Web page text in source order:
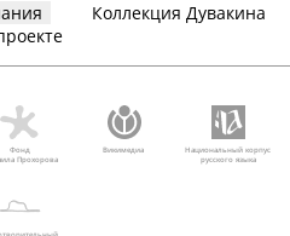
Коллекция Дувакина
Фонд
Прохорова
Викимедиа
Национальный корпус
русского языка